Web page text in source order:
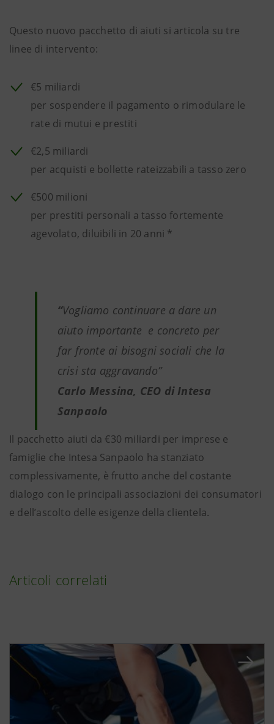
Questo nuovo pacchetto di aiuti si articola su tre
linee di intervento:
€5 miliardi
per sospendere il pagamento o rimodulare le
rate di mutui e prestiti
€2,5 miliardi
per acquisti e bollette rateizzabili a tasso zero
€500 milioni
per prestiti personali a tasso fortemente
agevolato, diluibili in 20 anni *
“Vogliamo continuare a dare un
aiuto importante e concreto per
far fronte ai bisogni sociali che la
crisi sta aggravando”
Carlo Messina, CEO di Intesa
Sanpaolo
Il pacchetto aiuti da €30 miliardi per imprese e
famiglie che Intesa Sanpaolo ha stanziato
complessivamente, è frutto anche del costante
dialogo con le principali associazioni dei consumatori
e dell’ascolto delle esigenze della clientela.
Articoli correlati